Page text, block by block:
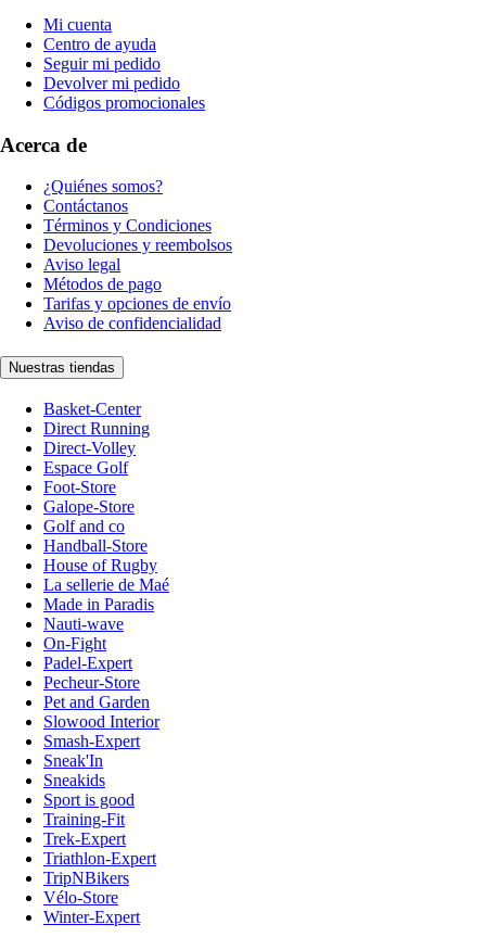
Mi cuenta
Centro de ayuda
Seguir mi pedido
Devolver mi pedido
Códigos promocionales
Acerca de
¿Quiénes somos?
Contáctanos
Términos y Condiciones
Devoluciones y reembolsos
Aviso legal
Métodos de pago
Tarifas y opciones de envío
Aviso de confidencialidad
Nuestras tiendas
Basket-Center
Direct Running
Direct-Volley
Espace Golf
Foot-Store
Galope-Store
Golf and co
Handball-Store
House of Rugby
La sellerie de Maé
Made in Paradis
Nauti-wave
On-Fight
Padel-Expert
Pecheur-Store
Pet and Garden
Slowood Interior
Smash-Expert
Sneak'In
Sneakids
Sport is good
Training-Fit
Trek-Expert
Triathlon-Expert
TripNBikers
Vélo-Store
Winter-Expert